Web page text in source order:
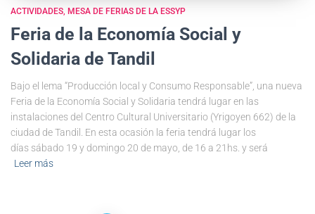
ACTIVIDADES MESA DE FERIAS DE LA ESSYP
Feria de la Economía Social y
Solidaria de Tandil
Bajo el lema “Producción local y Consumo Responsable”, una nueva
Feria de la Economía Social y Solidaria tendrá lugar en las
instalaciones del Centro Cultural Universitario (Yrigoyen 662) de la
ciudad de Tandil. En esta ocasión la feria tendrá lugar los
días sábado 19 y domingo 20 de mayo, de 16 a 21hs. y será
Leer más